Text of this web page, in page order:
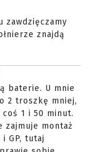
zawdzięczamy
znajdą
baterie. U mnie
2 troszkę mniej,
1 i 50 minut.
zajmuje montaż
GP, tutaj